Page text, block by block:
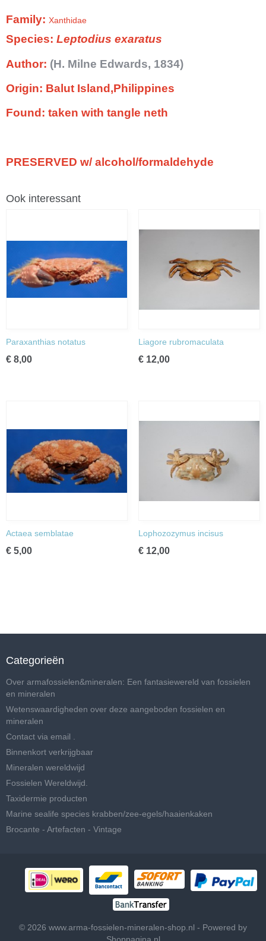
Family: Xanthidae
Species: Leptodius exaratus
Author: (H. Milne Edwards, 1834)
Origin: Balut Island,Philippines
Found: taken with tangle neth
PRESERVED w/ alcohol/formaldehyde
Ook interessant
Paraxanthias notatus
€ 8,00
Liagore rubromaculata
€ 12,00
Actaea semblatae
€ 5,00
Lophozozymus incisus
€ 12,00
Categorieën
Over armafossielen&mineralen: Een fantasiewereld van fossielen
en mineralen
Wetenswaardigheden over deze aangeboden fossielen en
mineralen
Contact via email .
Binnenkort verkrijgbaar
Mineralen wereldwijd
Fossielen Wereldwijd.
Taxidermie producten
Marine sealife species krabben/zee-egels/haaienkaken
Brocante - Artefacten - Vintage
© 2026 www.arma-fossielen-mineralen-shop.nl - Powered by